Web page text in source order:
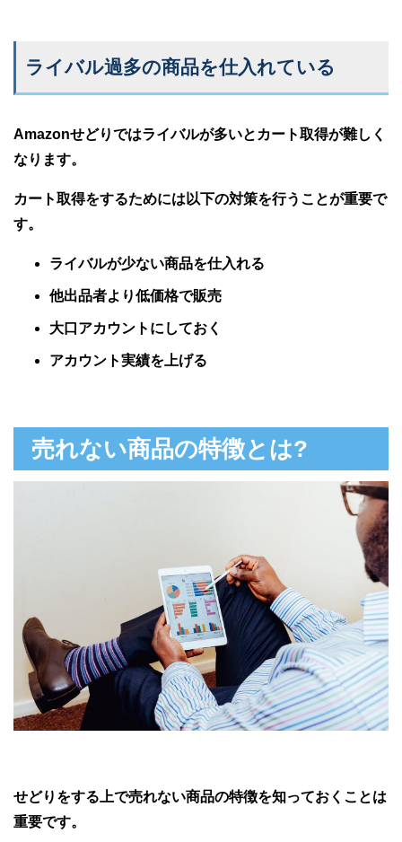
ライバル過多の商品を仕入れている
Amazonせどりではライバルが多いとカート取得が難しく
なります。
カート取得をするためには以下の対策を行うことが重要で
す。
ライバルが少ない商品を仕入れる
他出品者より低価格で販売
大口アカウントにしておく
アカウント実績を上げる
売れない商品の特徴とは?
せどりをする上で売れない商品の特徴を知っておくことは
重要です。